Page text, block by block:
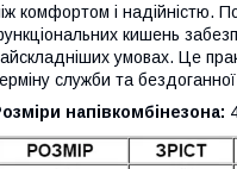
комфортом і надійністю.
кишень
умовах. Це
служби та
напівкомбінезона: